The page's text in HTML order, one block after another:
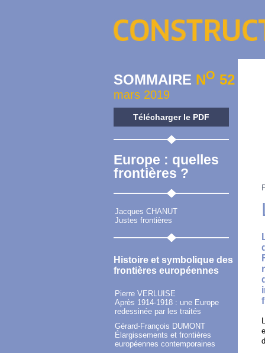
SOMMAIRE NO 52
mars 2019
Télécharger le PDF
Europe : quelles
frontières ?
Jacques CHANUT
Justes frontières
Histoire et symbolique des
frontières européennes
Pierre VERLUISE
Après 1914-1918 : une Europe
redessinée par les traités
Gérard-François DUMONT
Élargissements et frontières
européennes contemporaines